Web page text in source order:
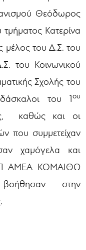
Θεόδωρος
Κατερίνα
του Δ.Σ. του
του Κοινωνικού
Σχολής του
του 1ου
καθώς και οι
που συμμετείχαν
χαμόγελα και
ΑΜΕΑ ΚΟΜΑΙΘΩ
στην